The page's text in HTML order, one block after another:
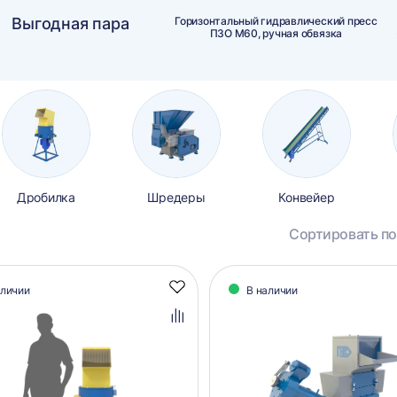
Выгодная пара
Горизонтальный гидравлический пресс
ПЗО М60, ручная обвязка
Дробилка Шредеры Конвейер
Сортировать
Добавить
в
избранное
Добавить
В наличии